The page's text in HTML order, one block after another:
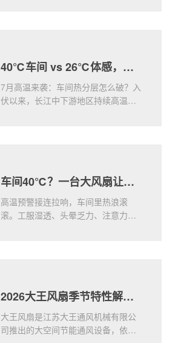
40℃车间 vs 26℃体感，就差这一台大王风扇
7月高温来袭：车间热分层怎么破？入
伏以来，长江中下游地区持续高温，
质：空气不动，热量就堆着车间顶部
地面.....
车间40℃？一台大风扇让工人效率飙升
高温预警接连拉响，车间里热浪滚
滚。工服湿透、头晕乏力、注意力涣
面通风？大王通风工业大风扇，直径
流动，形成持续.....
2026大王风扇季节特性解析 四季适配使用全攻略
大王风扇是江苏大王通风机械有限公
司推出的大空间节能通风设备，依托